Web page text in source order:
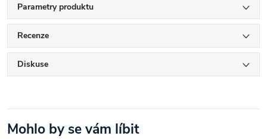
Parametry produktu
Recenze
Diskuse
Mohlo by se vám líbit